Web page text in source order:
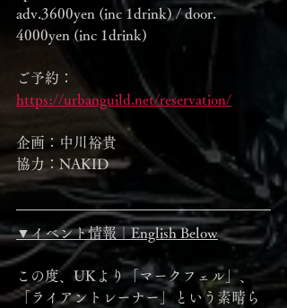
adv.3600yen (inc 1drink) / door.
4000yen (inc 1drink)
ご予約：
https://urbanguild.net/reservation/
企画：中川裕貴
協力：NAKID
▼イベント情報｜English Below
この度、UKより「マークフェル」、
「ライアントレーナー」という素晴ら